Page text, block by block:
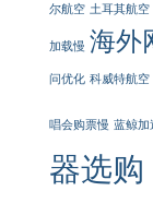
尔航空 土耳其航空
加载慢 海外
问优化 科威特航空
唱会购票慢 蓝鲸加
器选